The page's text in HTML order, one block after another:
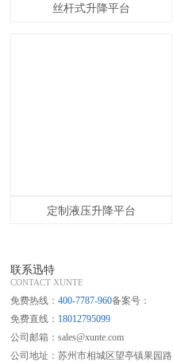
丝杆式升降平台
定制液压升降平台
联系迅特
CONTACT XUNTE
免费热线：400-7787-960备案号：
免费直线： 18012795099
公司邮箱：sales@xunte.com
公司地址：苏州市相城区望亭镇果园路